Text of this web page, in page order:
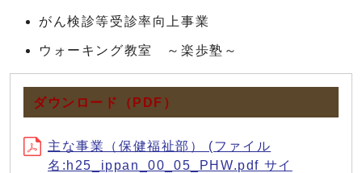
がん検診等受診率向上事業
ウォーキング教室 ～楽歩塾～
ダウンロード（PDF）
主な事業（保健福祉部） (ファイル
名:h25_ippan_00_05_PHW.pdf サイ